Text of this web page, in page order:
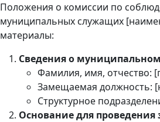
Положения о комиссии по
муниципальных служащих
материалы:
Сведения о
Фамилия, имя, отчество:
Замещаемая должность:
Структурное
Основание для